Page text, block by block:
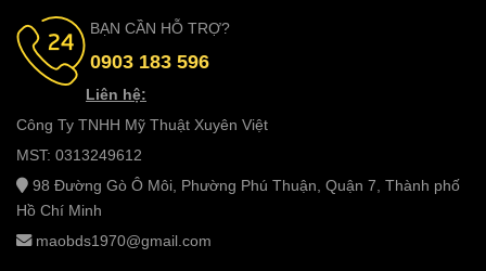
BẠN CẦN HỖ TRỢ?
0903 183 596
Liên hệ:
Công Ty TNHH Mỹ Thuật Xuyên Việt
MST: 0313249612
98 Đường Gò Ô Môi, Phường Phú Thuận, Quận 7, Thành phố
Hồ Chí Minh
maobds1970@gmail.com